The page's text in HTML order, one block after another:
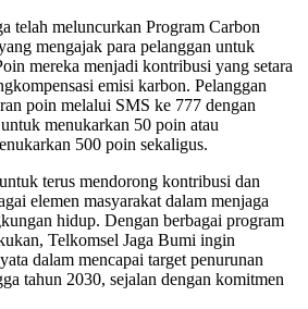
telah meluncurkan Program Carbon
mengajak para pelanggan untuk
mereka menjadi kontribusi yang setara
emisi karbon. Pelanggan
poin melalui SMS ke 777 dengan
menukarkan 50 poin atau
500 poin sekaligus.
terus mendorong kontribusi dan
elemen masyarakat dalam menjaga
hidup. Dengan berbagai program
Telkomsel Jaga Bumi ingin
dalam mencapai target penurunan
tahun 2030, sejalan dengan komitmen